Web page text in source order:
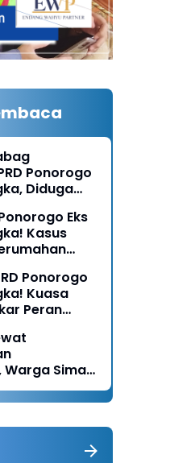
Ponorogo
Diduga
Eks
Kasus
Ponorogo
Kuasa
Peran
Warga Siman
Ada